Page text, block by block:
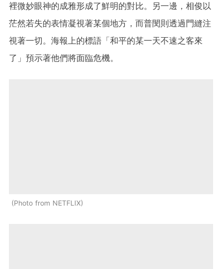
裡微妙眼神的成雅形成了鮮明的對比。另一邊，相俊以
茫然若失的表情凝視著某個地方，而普閔則透過門縫注
視著一切。海報上的標語「和平的某一天不速之客來
了」預示著他們將面臨危機。
Photo from NETFLIX